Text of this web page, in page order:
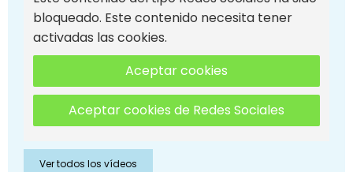
bloqueado. Este contenido necesita tener
activadas las cookies.
Aceptar cookies
Aceptar cookies de Redes Sociales
Ver todos los vídeos